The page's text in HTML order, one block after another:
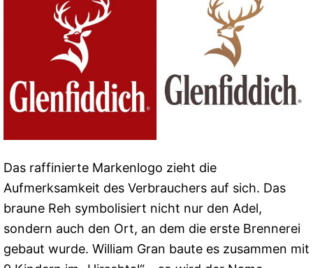
Das raffinierte Markenlogo zieht die
Aufmerksamkeit des Verbrauchers auf sich. Das
braune Reh symbolisiert nicht nur den Adel,
sondern auch den Ort, an dem die erste Brennerei
gebaut wurde. William Gran baute es zusammen mit